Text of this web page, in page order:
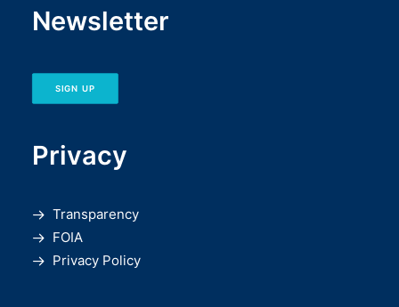
Newsletter
SIGN UP
Privacy
Transparency
FOIA
Privacy Policy